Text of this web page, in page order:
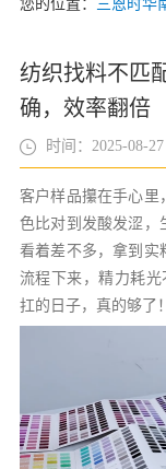
您的位置： 三恩时华
纺织找料不匹
确，效率翻倍
时间：2025-08-27
客户样品攥在手心里
色比对到发酸发涩，
看着差不多，拿到实
流程下来，精力耗
扛的日子，真的够了！